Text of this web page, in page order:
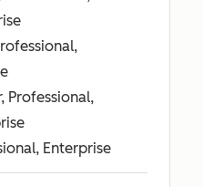
Professional,
Enterprise